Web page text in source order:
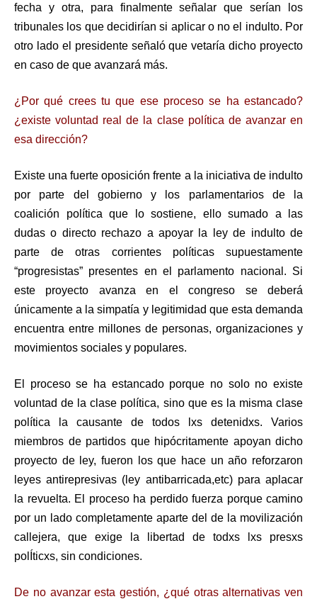
fecha y otra, para finalmente señalar que serían los
tribunales los que decidirían si aplicar o no el indulto. Por
otro lado el presidente señaló que vetaría dicho proyecto
en caso de que avanzará más.
¿Por qué crees tu que ese proceso se ha estancado?
¿existe voluntad real de la clase política de avanzar en
esa dirección?
Existe una fuerte oposición frente a la iniciativa de indulto
por parte del gobierno y los parlamentarios de la
coalición política que lo sostiene, ello sumado a las
dudas o directo rechazo a apoyar la ley de indulto de
parte de otras corrientes políticas supuestamente
“progresistas” presentes en el parlamento nacional. Si
este proyecto avanza en el congreso se deberá
únicamente a la simpatía y legitimidad que esta demanda
encuentra entre millones de personas, organizaciones y
movimientos sociales y populares.
El proceso se ha estancado porque no solo no existe
voluntad de la clase política, sino que es la misma clase
política la causante de todos lxs detenidxs. Varios
miembros de partidos que hipócritamente apoyan dicho
proyecto de ley, fueron los que hace un año reforzaron
leyes antirepresivas (ley antibarricada,etc) para aplacar
la revuelta. El proceso ha perdido fuerza porque camino
por un lado completamente aparte del de la movilización
callejera, que exige la libertad de todxs lxs presxs
polÍticxs, sin condiciones.
De no avanzar esta gestión, ¿qué otras alternativas ven